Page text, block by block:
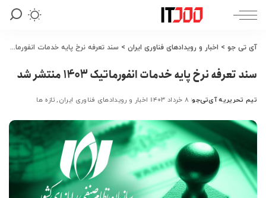
آی تی جو > اخبار و رویدادهای فناوری ایران > سند تعرفه نرخ پایه خدمات انفورماتیک 1403 منتشر شد
سند تعرفه نرخ پایه خدمات انفورماتیک 1403 منتشر شد
ارسال
توسط
تیم تحریریه آی‌تی‌جو ۸ خرداد ۱۴۰۳ اخبار و رویدادهای فناوری ایران تازه ها